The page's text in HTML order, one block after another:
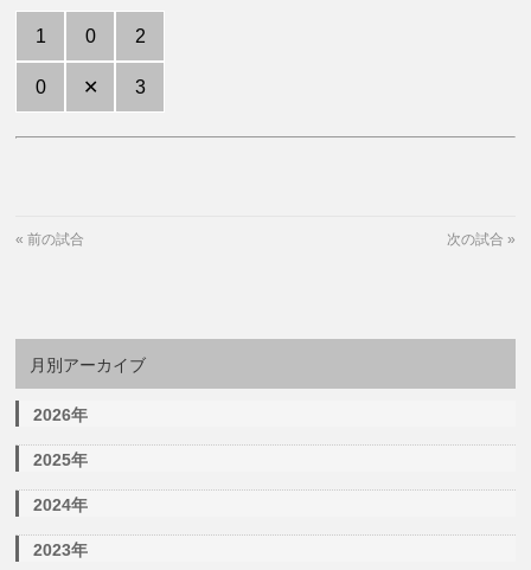
1
0
0
✕
2
3
«前の試合 次の試合 »
月別アーカイブ
2026年
2025年
2024年
2023年